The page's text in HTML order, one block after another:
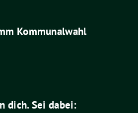
Kommunalwahl
dich. Sei dabei: